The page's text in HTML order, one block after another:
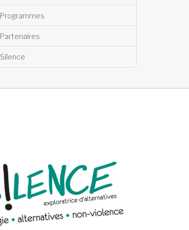
Programmes
Partenaires
Silence